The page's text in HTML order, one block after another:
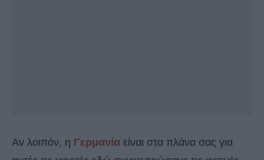
Αν λοιπόν, η Γερμανία είναι στα πλάνα σας για